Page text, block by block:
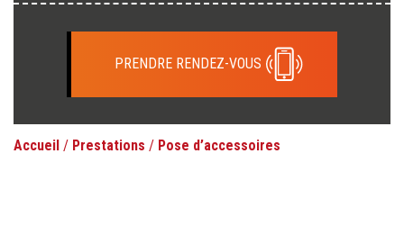
PRENDRE RENDEZ-VOUS
Accueil / Prestations / Pose d’accessoires